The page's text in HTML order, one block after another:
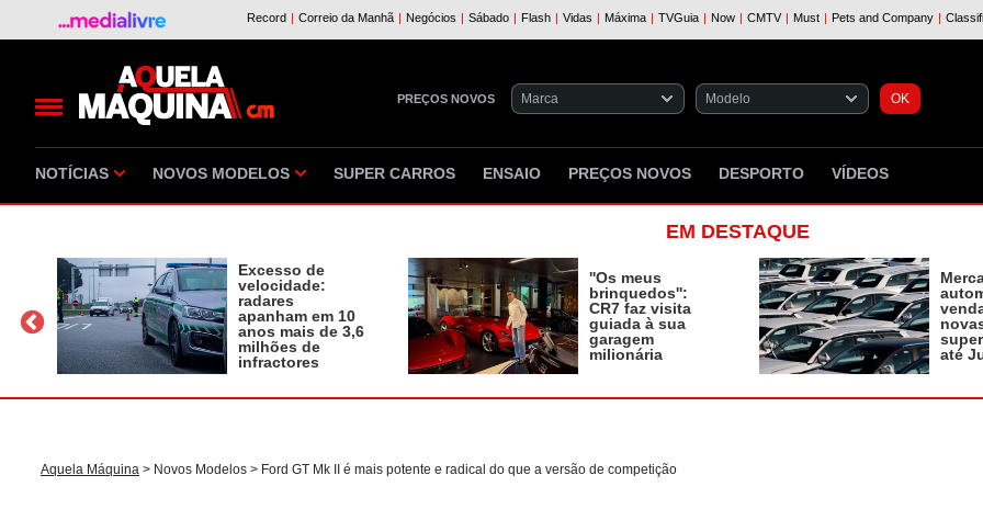
PREÇOS NOVOS
NOTÍCIAS NOVOS MODELOS SUPER CARROS ENSAIO PREÇOS NOVOS DESPORTO VÍDEOS
EM DESTAQUE
Excesso de
velocidade:
radares
apanham em 10
anos mais de 3,6
milhões de
infractores
''Os meus
brinquedos'':
CR7 faz visita
guiada à sua
garagem
milionária
até
Aquela Máquina > Novos Modelos > Ford GT Mk II é mais potente e radical do que a versão de competição